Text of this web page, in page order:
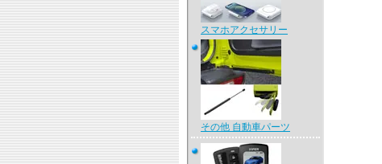
スマホアクセサリー
その他 自動車パーツ